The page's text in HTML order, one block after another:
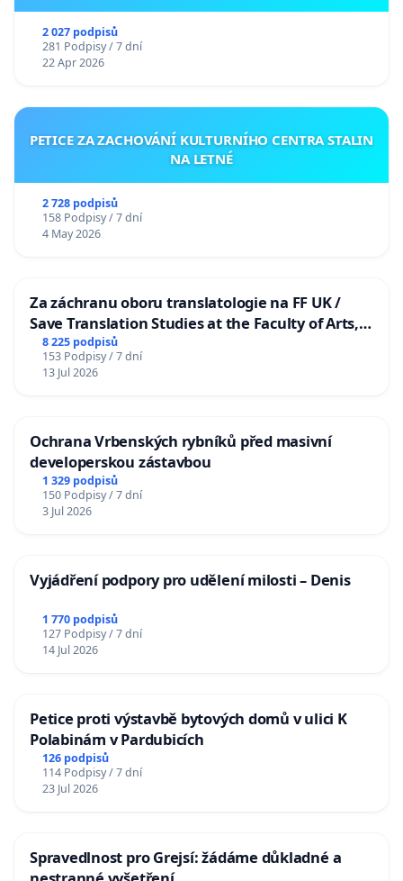
2 027 podpisů
281 Podpisy / 7 dní
22 Apr 2026
PETICE ZA ZACHOVÁNÍ KULTURNÍHO CENTRA STALIN
NA LETNÉ
2 728 podpisů
158 Podpisy / 7 dní
4 May 2026
Za záchranu oboru translatologie na FF UK /
Save Translation Studies at the Faculty of Arts,
Charles University
8 225 podpisů
153 Podpisy / 7 dní
13 Jul 2026
Ochrana Vrbenských rybníků před masivní
developerskou zástavbou
1 329 podpisů
150 Podpisy / 7 dní
3 Jul 2026
Vyjádření podpory pro udělení milosti – Denis
1 770 podpisů
127 Podpisy / 7 dní
14 Jul 2026
Petice proti výstavbě bytových domů v ulici K
Polabinám v Pardubicích
126 podpisů
114 Podpisy / 7 dní
23 Jul 2026
Spravedlnost pro Grejsí: žádáme důkladné a